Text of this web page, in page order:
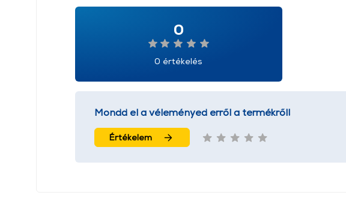
0
0 értékelés
Mondd el a véleményed erről a termékről!
Értékelem